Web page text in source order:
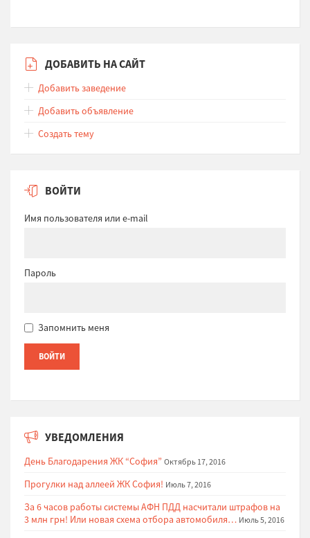
ДОБАВИТЬ НА САЙТ
Добавить заведение
Добавить объявление
Создать тему
ВОЙТИ
Имя пользователя или e-mail
Пароль
Запомнить меня
УВЕДОМЛЕНИЯ
День Благодарения ЖК “София” Октябрь 17, 2016
Прогулки над аллеей ЖК София! Июль 7, 2016
За 6 часов работы системы АФН ПДД насчитали штрафов на
3 млн грн! Или новая схема отбора автомобиля… Июль 5, 2016